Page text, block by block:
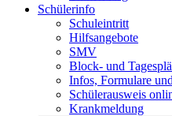
Schülerinfo
Schuleintritt
Hilfsangebote
SMV
Block- und
Infos, Formulare
Schülerausweis
Krankmeldung